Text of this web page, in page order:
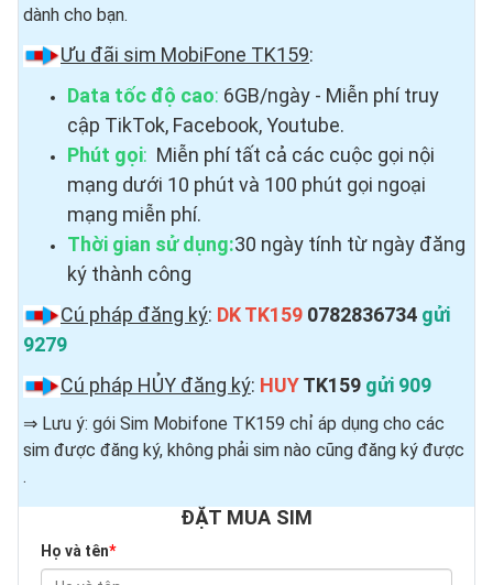
dành cho bạn.
Ưu đãi sim MobiFone TK159:
Data tốc độ cao: 6GB/ngày - Miễn phí truy
cập TikTok, Facebook, Youtube.
Phút gọi: Miễn phí tất cả các cuộc gọi nội
mạng dưới 10 phút và 100 phút gọi ngoại
mạng miễn phí.
Thời gian sử dụng:30 ngày tính từ ngày đăng
ký thành công
Cú pháp đăng ký: DK TK159 0782836734 gửi
9279
Cú pháp HỦY đăng ký: HUYTK159 gửi 909
⇒ Lưu ý: gói Sim Mobifone TK159 chỉ áp dụng cho các
sim được đăng ký, không phải sim nào cũng đăng ký được ​
.
ĐẶT MUA SIM
Họ và tên*